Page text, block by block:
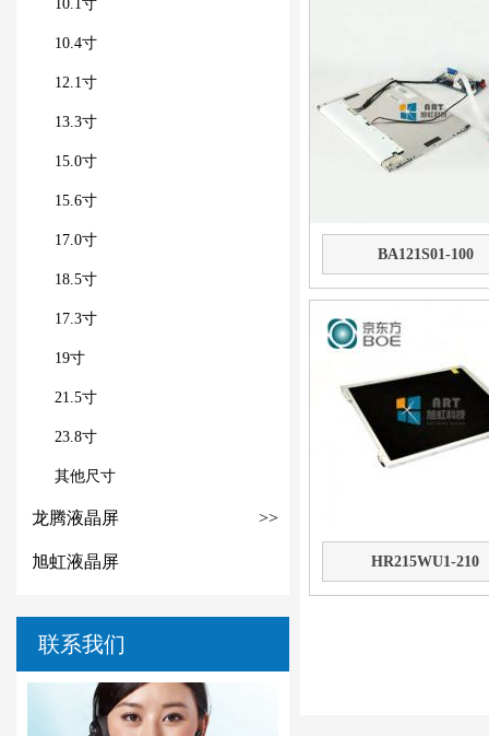
10.1寸
10.4寸
12.1寸
13.3寸
15.0寸
15.6寸
17.0寸
18.5寸
17.3寸
19寸
21.5寸
23.8寸
其他尺寸
龙腾液晶屏 >>
旭虹液晶屏
联系我们
BA121S01-100
HR215WU1-210